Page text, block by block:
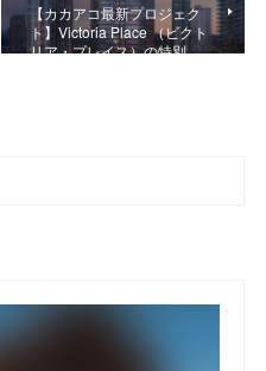
【カカアコ最新プロジェク
ト】Victoria Place （ビクト
リア・プレイス）の特別…